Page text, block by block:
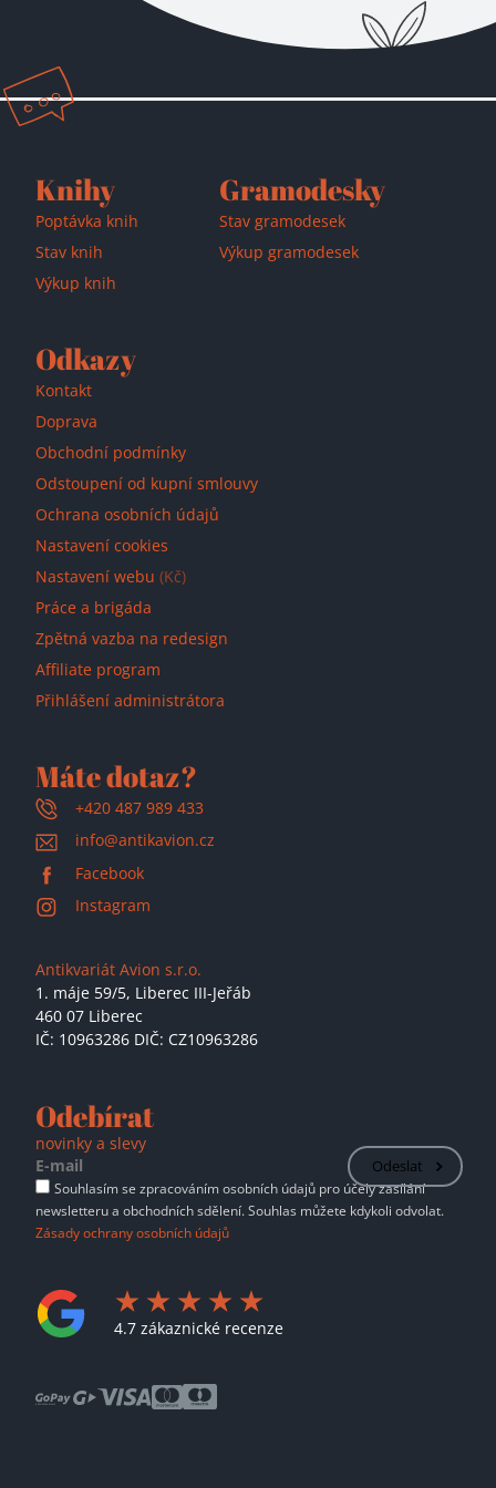
Přidáno do košíku!
Knihy
Poptávka knih
Stav knih
Výkup knih
Gramodesky
Stav gramodesek
Výkup gramodesek
Odkazy
Kontakt
Doprava
Obchodní podmínky
Odstoupení od kupní smlouvy
Ochrana osobních údajů
Nastavení cookies
Nastavení webu (Kč)
Práce a brigáda
Zpětná vazba na redesign
Affiliate program
Přihlášení administrátora
Máte dotaz?
+420 487 989 433
info@antikavion.cz
Facebook
Instagram
Antikvariát Avion s.r.o.
1. máje 59/5, Liberec III-Jeřáb
460 07 Liberec
IČ: 10963286 DIČ: CZ10963286
Odebírat
novinky a slevy
Odeslat
Souhlasím se zpracováním osobních údajů pro účely zasílání
newsletteru a obchodních sdělení. Souhlas můžete kdykoli odvolat.
Zásady ochrany osobních údajů
4.7 zákaznické recenze